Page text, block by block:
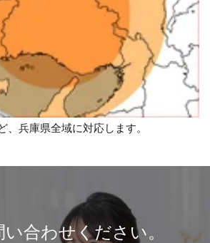
、兵庫県全域に対応します。
合わせください。